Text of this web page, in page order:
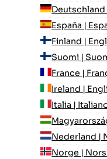
España |
Finland |
Suomi |
France |
Ireland |
Italia |
Nederland |
Norge |